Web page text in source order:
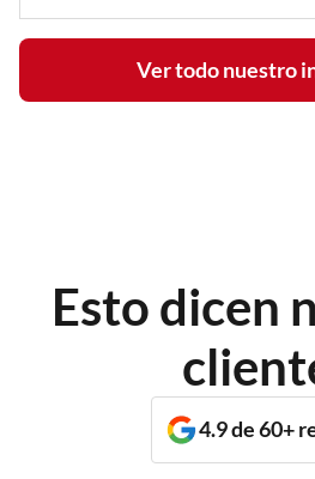
Ver todo nuestro
Esto dicen
4.9 de 60+